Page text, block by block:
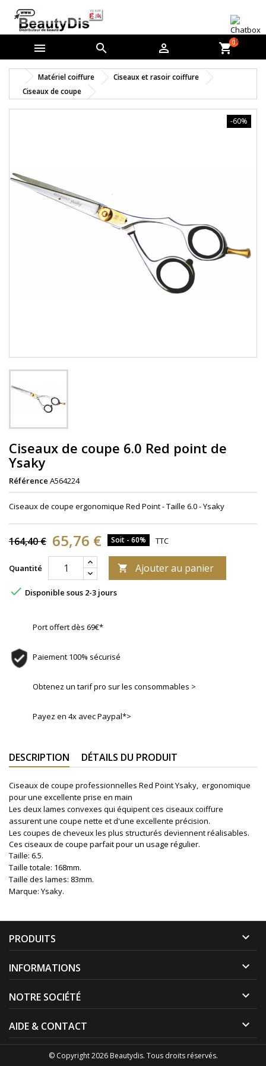
   shopping_cart0
Matériel coiffure
Ciseaux et rasoir coiffure
Ciseaux de coupe
-60%
Ciseaux de coupe 6.0 Red point de
Ysaky
Référence A564224
Ciseaux de coupe ergonomique Red Point - Taille 6.0 - Ysaky
164,40 € 65,76 € Soit - 60% TTC
Quantité  Ajouter au panier
 Disponible sous 2-3 jours
Port offert dès 69€*
Paiement 100% sécurisé
Obtenez un tarif pro sur les consommables >
Payez en 4x avec Paypal*>
DESCRIPTION DÉTAILS DU PRODUIT
Ciseaux de coupe professionnelles Red Point Ysaky, ergonomique
pour une excellente prise en main
Les deux lames convexes qui équipent ces ciseaux coiffure
assurent une coupe nette et d'une excellente précision.
Les coupes de cheveux les plus structurés deviennent réalisables.
Ces ciseaux de coupe parfait pour un usage régulier.
Taille: 6.5.
Taille totale: 168mm.
Taille des lames: 83mm.
Marque: Ysaky.
PRODUITS 
INFORMATIONS 
NOTRE SOCIÉTÉ 
AIDE & CONTACT 
© Copyright 2026 Beautydis. Tous droits réservés.